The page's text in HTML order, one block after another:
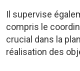
Il supervise
compris le
crucial dans la
réalisation des